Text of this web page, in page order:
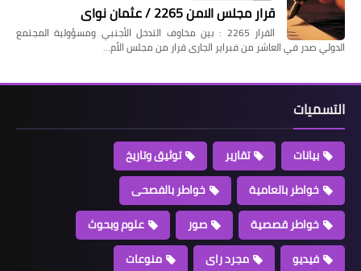
قرار مجلس الامن 2265 / عثمان نواى
القرار 2265 : بين مخاوف التدخل الأجنبي ومسؤولية المجتمع
الدولي صدر في العاشر من فبراير الجارى قرار من مجلس الأم…
التسميات
بيانات تقارير
توثيق وتاريخ
خواطر بالعامية
خواطر بالفصحى
خواطر قصصية
صور
علوم وبحوث
فيديو
مجرد راى
منوعات